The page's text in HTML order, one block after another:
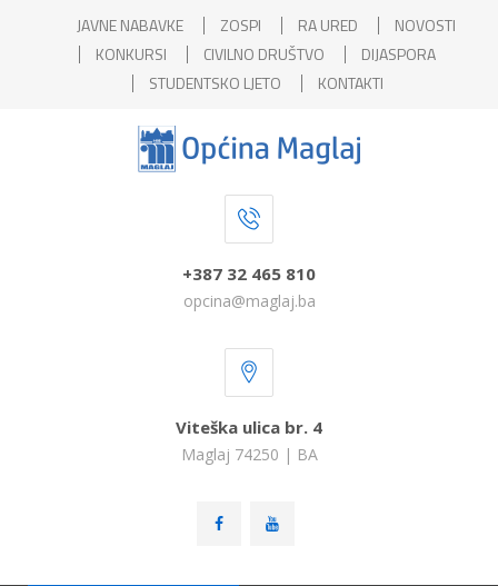
JAVNE NABAVKE ZOSPI RA URED
NOVOSTI
KONKURSI
CIVILNO DRUŠTVO
DIJASPORA
STUDENTSKO LJETO
KONTAKTI
+387 32 465 810
opcina@maglaj.ba
Viteška ulica br. 4
Maglaj 74250 | BA